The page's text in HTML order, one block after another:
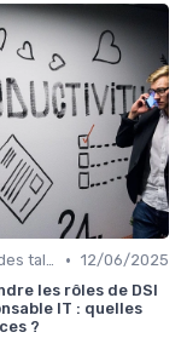
Gestion des talents IT • 12/06/2025
les rôles de DSI
IT : quelles
?